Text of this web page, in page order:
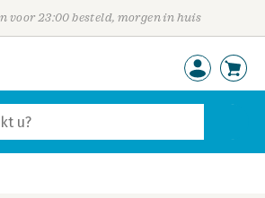
voor 23:00 besteld, morgen in huis